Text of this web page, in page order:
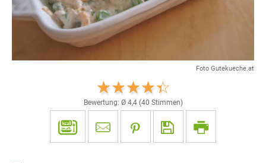
Foto Gutekueche.at
Bewertung: Ø 4,4(40 Stimmen)